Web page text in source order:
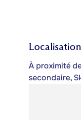
Localisation
À proximité
secondaire,